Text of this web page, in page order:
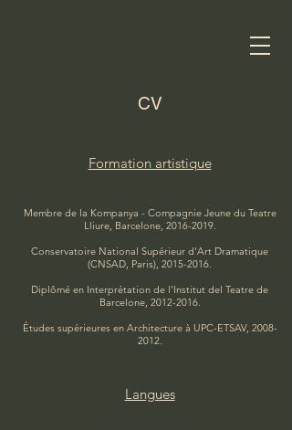
CV
Formation artistique
Membre de la Kompanya - Compagnie Jeune du Teatre
Lliure, Barcelone, 2016-2019.
Conservatoire National Supérieur d'Art Dramatique
(CNSAD, Paris), 2015-2016.
Diplômé en Interprétation de l'Institut del Teatre de
Barcelone, 2012-2016.
Études supérieures en Architecture à UPC-ETSAV, 2008-
2012.
Langues